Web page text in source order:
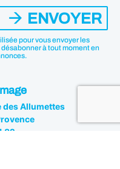
pour vous envoyer les
à tout moment en
ENVOYER
des Allumettes
82